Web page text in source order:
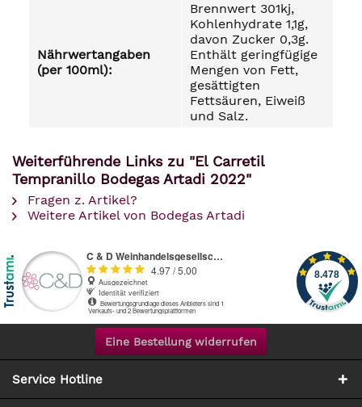
Nährwertangaben
(per 100ml):
Brennwert 301kj,
Kohlenhydrate 1,1g,
davon Zucker 0,3g.
Enthält geringfügige
Mengen von Fett,
gesättigten
Fettsäuren, Eiweiß
und Salz.
Weiterführende Links zu "El Carretil
Tempranillo Bodegas Artadi 2022"
Fragen z. Artikel?
Weitere Artikel von Bodegas Artadi
Eine Bestellung widerrufen
Service Hotline